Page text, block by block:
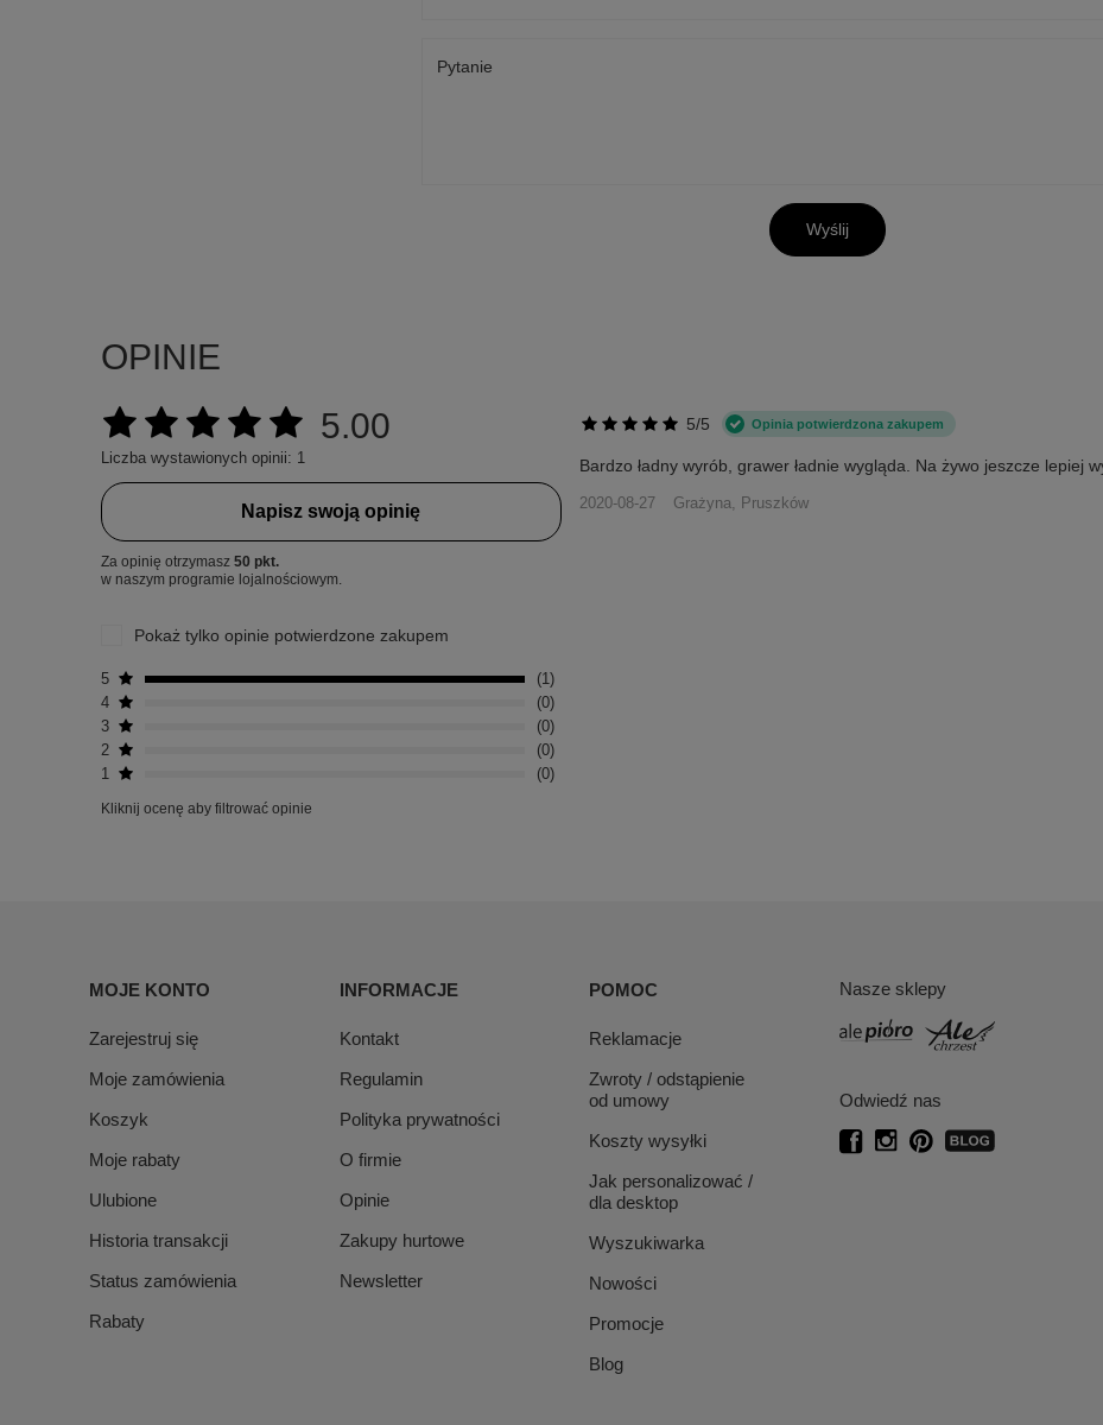
Pytanie
Wyślij
OPINIE
5.00
Liczba wystawionych opinii: 1
Napisz swoją opinię
Za opinię otrzymasz 50 pkt.
w naszym programie lojalnościowym.
Pokaż tylko opinie potwierdzone zakupem
5
1
4
0
3
0
2
0
1
0
Kliknij ocenę aby filtrować opinie
5/5 Opinia potwierdzona zakupem
Bardzo ładny wyrób, grawer ładnie wygląda. Na żywo jeszcze lepiej
2020-08-27 Grażyna, Pruszków
MOJE KONTO
Zarejestruj się
Moje zamówienia
Koszyk
Moje rabaty
Ulubione
Historia transakcji
Status zamówienia
Rabaty
INFORMACJE
Kontakt
Regulamin
Polityka prywatności
O firmie
Opinie
Zakupy hurtowe
Newsletter
POMOC
Reklamacje
Zwroty / odstąpienie
od umowy
Koszty wysyłki
Jak personalizować /
dla desktop
Wyszukiwarka
Nowości
Promocje
Blog
Nasze sklepy
Odwiedź nas